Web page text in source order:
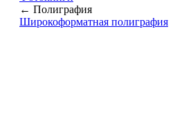
← Полиграфия
Широкоформатная полиграфия